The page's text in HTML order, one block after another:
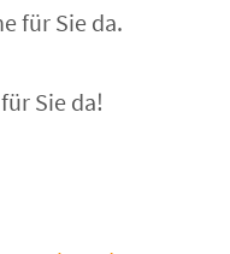
für Sie da.